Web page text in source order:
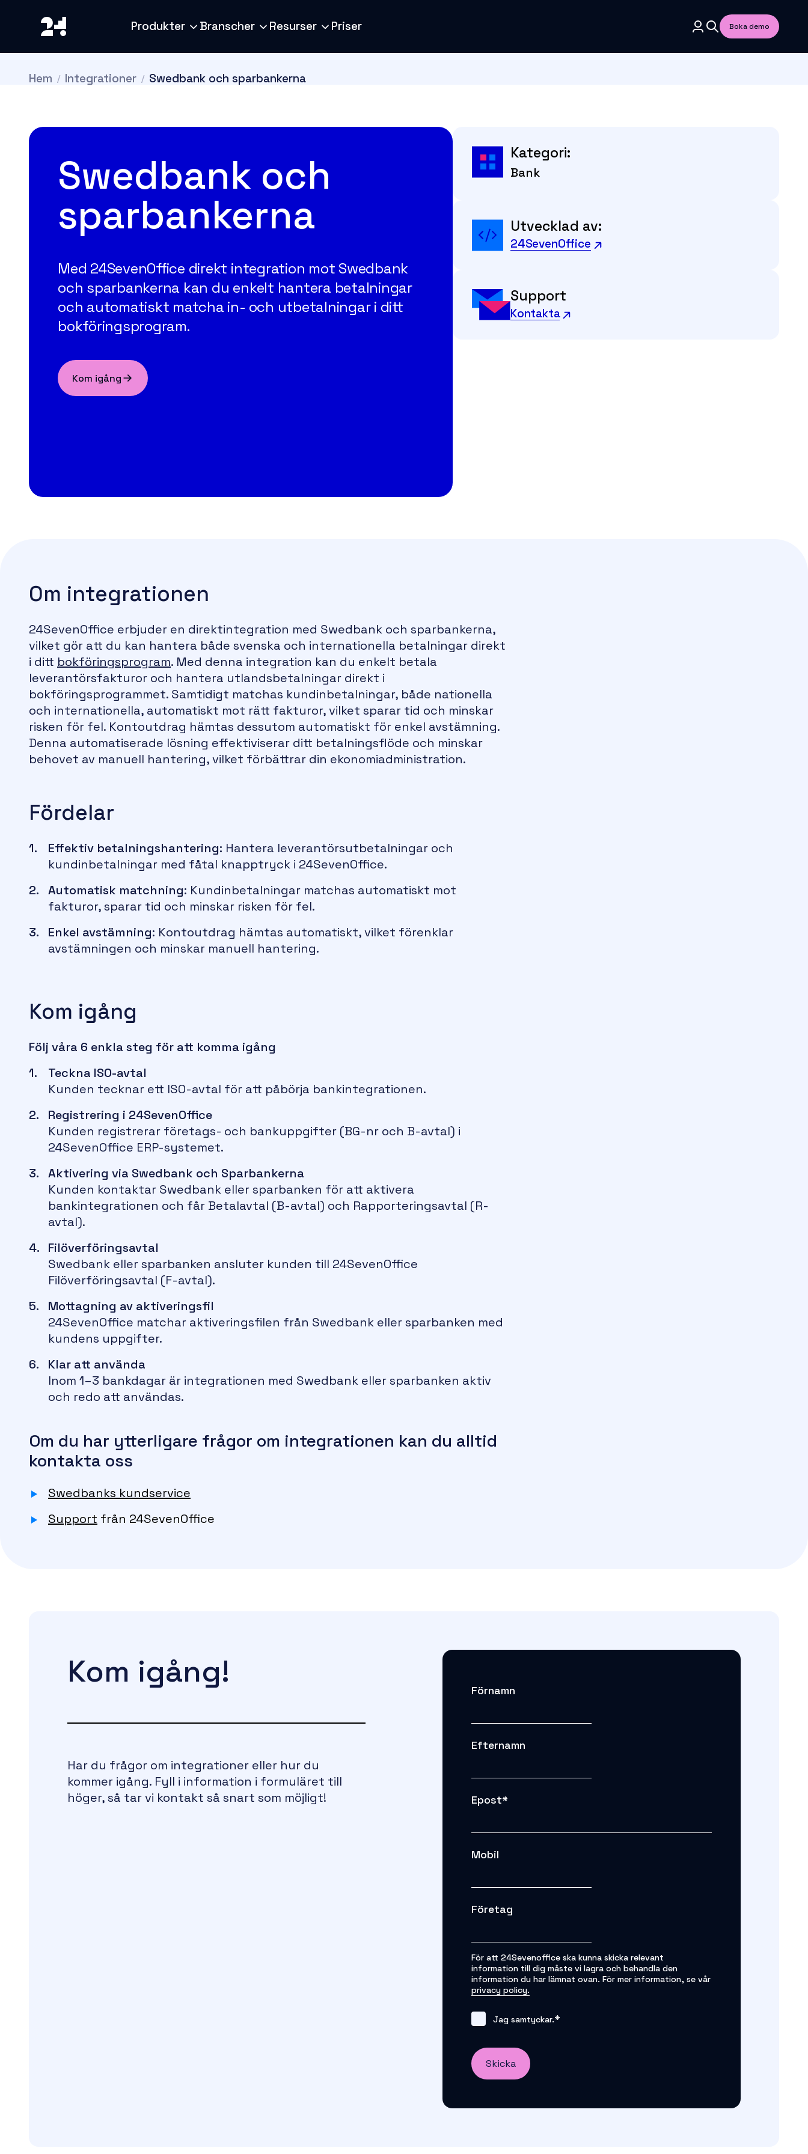
Produkter Branscher Resurser Priser Boka demo
Hem Integrationer Swedbank och sparbankerna
Swedbank och
sparbankerna
Med 24SevenOffice direkt integration mot Swedbank
och sparbankerna kan du enkelt hantera betalningar
och automatiskt matcha in- och utbetalningar i ditt
bokföringsprogram.
Kom igång
Kategori:
Bank
Utvecklad av:
24SevenOffice
Support
Kontakta
Om integrationen
24SevenOffice erbjuder en direktintegration med Swedbank och sparbankerna,
vilket gör att du kan hantera både svenska och internationella betalningar direkt
i ditt bokföringsprogram. Med denna integration kan du enkelt betala
leverantörsfakturor och hantera utlandsbetalningar direkt i
bokföringsprogrammet. Samtidigt matchas kundinbetalningar, både nationella
och internationella, automatiskt mot rätt fakturor, vilket sparar tid och minskar
risken för fel. Kontoutdrag hämtas dessutom automatiskt för enkel avstämning.
Denna automatiserade lösning effektiviserar ditt betalningsflöde och minskar
behovet av manuell hantering, vilket förbättrar din ekonomiadministration.
Fördelar
Effektiv betalningshantering: Hantera leverantörsutbetalningar och
kundinbetalningar med fåtal knapptryck i 24SevenOffice.
Automatisk matchning: Kundinbetalningar matchas automatiskt mot
fakturor, sparar tid och minskar risken för fel.
Enkel avstämning: Kontoutdrag hämtas automatiskt, vilket förenklar
avstämningen och minskar manuell hantering.
Kom igång
Följ våra 6 enkla steg för att komma igång
Teckna ISO-avtal
Kunden tecknar ett ISO-avtal för att påbörja bankintegrationen.
Registrering i 24SevenOffice
Kunden registrerar företags- och bankuppgifter (BG-nr och B-avtal) i
24SevenOffice ERP-systemet.
Aktivering via Swedbank och Sparbankerna
Kunden kontaktar Swedbank eller sparbanken för att aktivera
bankintegrationen och får Betalavtal (B-avtal) och Rapporteringsavtal (R-
avtal).
Filöverföringsavtal
Swedbank eller sparbanken ansluter kunden till 24SevenOffice
Filöverföringsavtal (F-avtal).
Mottagning av aktiveringsfil
24SevenOffice matchar aktiveringsfilen från Swedbank eller sparbanken med
kundens uppgifter.
Klar att använda
Inom 1–3 bankdagar är integrationen med Swedbank eller sparbanken aktiv
och redo att användas.
Om du har ytterligare frågor om integrationen kan du alltid
kontakta oss
Swedbanks kundservice
Support från 24SevenOffice
Kom igång!
Har du frågor om integrationer eller hur du
kommer igång. Fyll i information i formuläret till
höger, så tar vi kontakt så snart som möjligt!
Förnamn
Efternamn
Epost*
Mobil
Företag
För att 24Sevenoffice ska kunna skicka relevant
information till dig måste vi lagra och behandla den
information du har lämnat ovan. För mer information, se vår
privacy policy.
Jag samtyckar.*